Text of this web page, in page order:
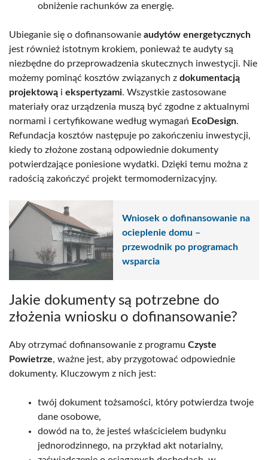
obniżenie rachunków za energię.
Ubieganie się o dofinansowanie audytów energetycznych
jest również istotnym krokiem, ponieważ te audyty są
niezbędne do przeprowadzenia skutecznych inwestycji. Nie
możemy pominąć kosztów związanych z dokumentacją
projektową i ekspertyzami. Wszystkie zastosowane
materiały oraz urządzenia muszą być zgodne z aktualnymi
normami i certyfikowane według wymagań EcoDesign.
Refundacja kosztów następuje po zakończeniu inwestycji,
kiedy to złożone zostaną odpowiednie dokumenty
potwierdzające poniesione wydatki. Dzięki temu można z
radością zakończyć projekt termomodernizacyjny.
Wniosek o dofinansowanie na
ocieplenie domu –
przewodnik po programach
wsparcia
Jakie dokumenty są potrzebne do
złożenia wniosku o dofinansowanie?
Aby otrzymać dofinansowanie z programu Czyste
Powietrze, ważne jest, aby przygotować odpowiednie
dokumenty. Kluczowym z nich jest:
twój dokument tożsamości, który potwierdza twoje
dane osobowe,
dowód na to, że jesteś właścicielem budynku
jednorodzinnego, na przykład akt notarialny,